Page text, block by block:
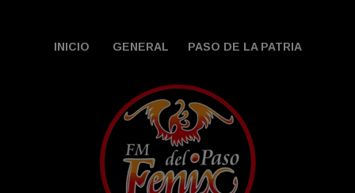
INICIO GENERAL PASO DE LA PATRIA